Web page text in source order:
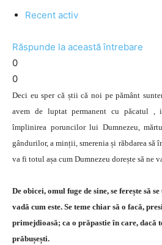
Recent activ
Răspunde la această întrebare
0
0
Deci eu sper că știi că noi pe pământ
avem de luptat permanent cu păcatul ,
împlinirea poruncilor lui Dumnezeu,
gândurilor, a minții, smerenia și răbdarea să
va fi totul așa cum Dumnezeu dorește să ne
De obicei, omul fuge de sine, se ferește să
vadă cum este. Se teme chiar să o facă,
primejdioasă; ca o prăpastie în care, dacă
prăbușești.